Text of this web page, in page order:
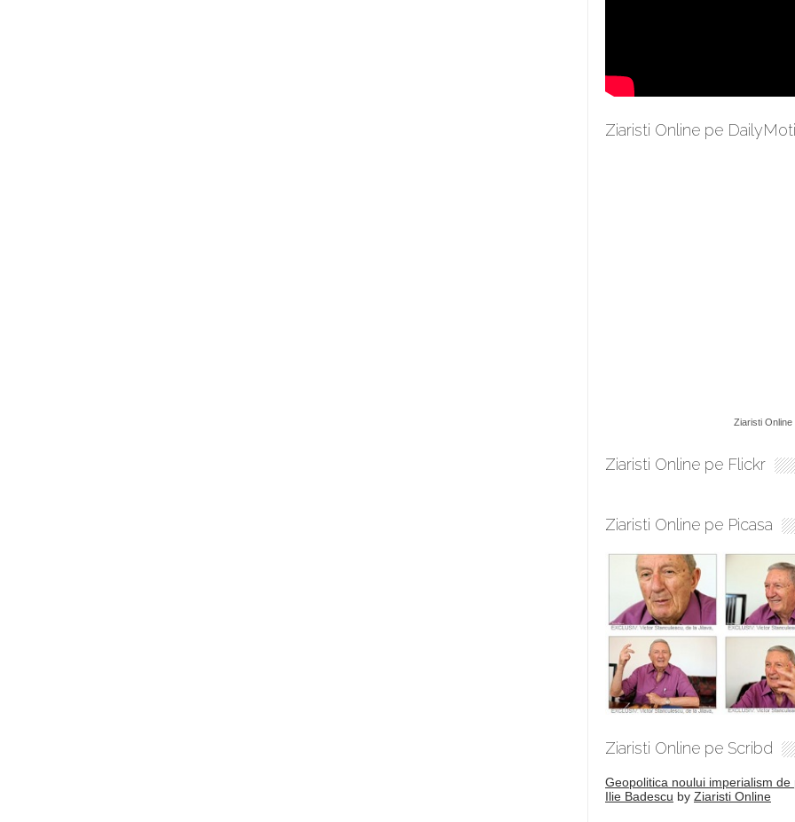
Ziaristi Online pe
Ziaristi Online
Ziaristi Online pe Flickr
Ziaristi Online pe Picasa
Ziaristi Online pe Scribd
Geopolitica noului imperialism de
Ilie Badescu by Ziaristi Online